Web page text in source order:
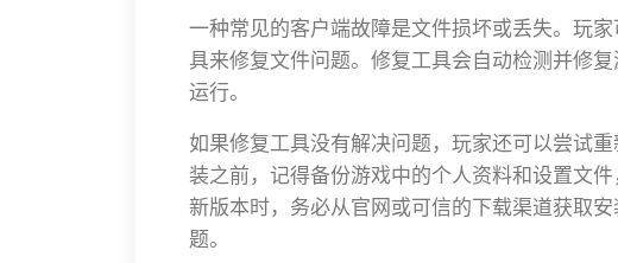
一种常见的客户端故障是文件损坏或丢失。玩
具来修复文件问题。修复工具会自动检测并修
运行。
如果修复工具没有解决问题，玩家还可以尝试
装之前，记得备份游戏中的个人资料和设置文
新版本时，务必从官网或可信的下载渠道获取
题。